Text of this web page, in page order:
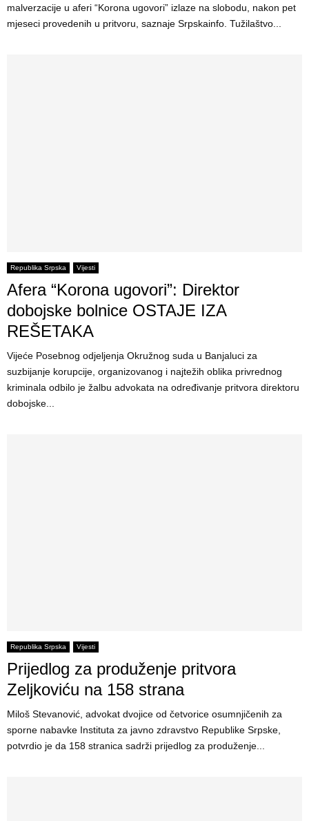
malverzacije u aferi “Korona ugovori” izlaze na slobodu, nakon pet
mjeseci provedenih u pritvoru, saznaje Srpskainfo. Tužilaštvo...
Republika Srpska Vijesti
Afera “Korona ugovori”: Direktor
dobojske bolnice OSTAJE IZA
REŠETAKA
Vijeće Posebnog odjeljenja Okružnog suda u Banjaluci za
suzbijanje korupcije, organizovanog i najtežih oblika privrednog
kriminala odbilo je žalbu advokata na određivanje pritvora direktoru
dobojske...
Republika Srpska Vijesti
Prijedlog za produženje pritvora
Zeljkoviću na 158 strana
Miloš Stevanović, advokat dvojice od četvorice osumnjičenih za
sporne nabavke Instituta za javno zdravstvo Republike Srpske,
potvrdio je da 158 stranica sadrži prijedlog za produženje...